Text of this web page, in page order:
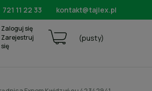
721 11 22 33 kontakt@tajlex.pl
(pusty)
Zarejestruj
się
Zaloguj się